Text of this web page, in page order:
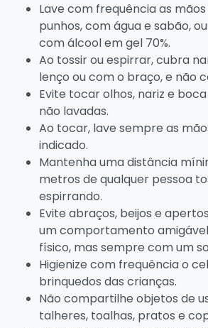
Lave com frequência as
punhos, com água e sabão,
com álcool em gel 70%.
Ao tossir ou espirrar, cubra
lenço ou com o braço, e não
Evite tocar olhos, nariz e
não lavadas.
Ao tocar, lave sempre as
indicado.
Mantenha uma distância
metros de qualquer pessoa
espirrando.
Evite abraços, beijos e
um comportamento
físico, mas sempre com um
Higienize com frequência o
brinquedos das crianças.
Não compartilhe objetos de
talheres, toalhas, pratos e